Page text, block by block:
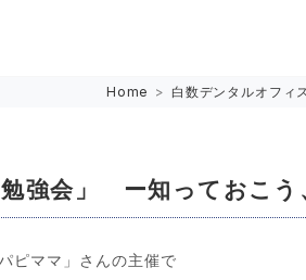
Home > 白数デンタルオフィ
強会」 ー知っておこう
ピママ」さんの主催で